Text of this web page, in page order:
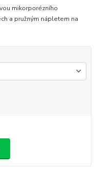
mikorporézního
a pružným nápletem na